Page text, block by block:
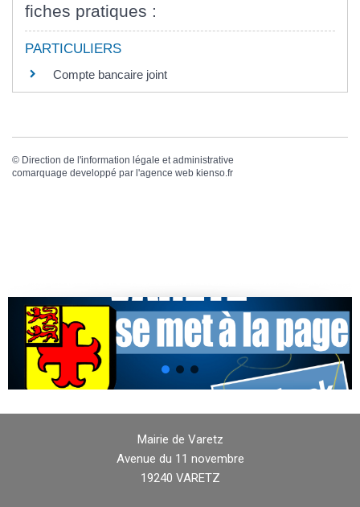
fiches pratiques :
PARTICULIERS
Compte bancaire joint
© Direction de l'information légale et administrative
comarquage developpé par l'agence web kienso.fr
Mairie de Varetz
Avenue du 11 novembre
19240 VARETZ